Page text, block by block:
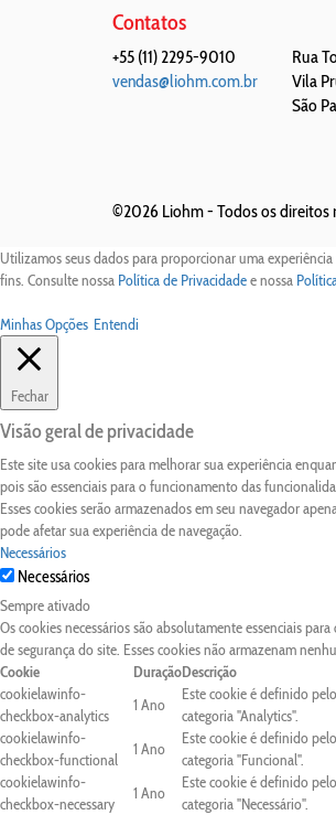
Contatos
+55 (11) 2295-9010
vendas@liohm.com.br
Rua
Vila
São
©2026 Liohm - Todos os direitos
Utilizamos seus dados para proporcionar uma
fins. Consulte nossa Política de Privacidadee nossa
Minhas Opções Entendi
Fechar
Visão geral de privacidade
Este site usa cookies para melhorar sua experiência
pois são essenciais para o funcionamento das
Esses cookies serão armazenados em seu navegador
pode afetar sua experiência de navegação.
Necessários
Necessários
Sempre ativado
Os cookies necessários são absolutamente essenciais
de segurança do site. Esses cookies não armazenam
Cookie
DuraçãoDescrição
cookielawinfo-
checkbox-analytics
1 Ano
Este cookie é definido
categoria "Analytics".
cookielawinfo-
checkbox-functional
1 Ano
Este cookie é definido
categoria "Funcional".
cookielawinfo-
checkbox-necessary
1 Ano
Este cookie é definido
categoria "Necessário".